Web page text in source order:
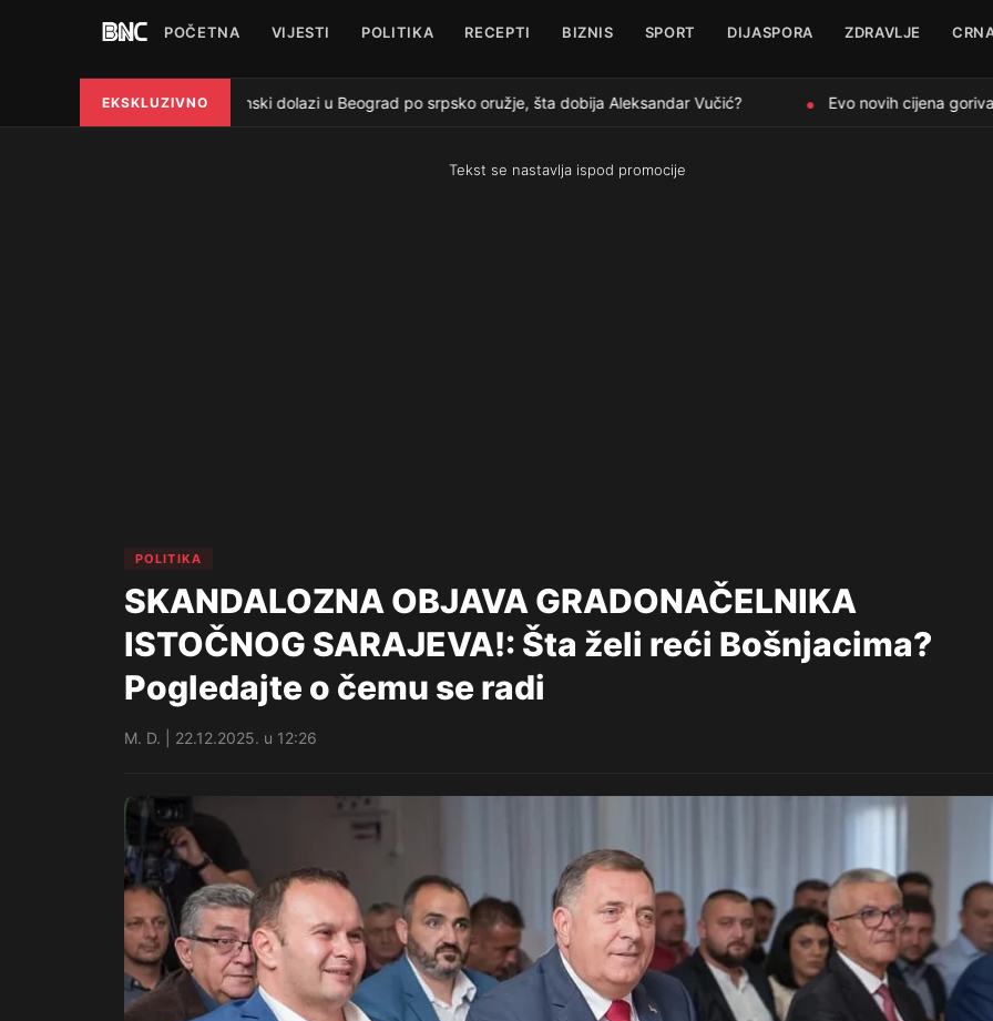
POČETNA VIJESTI POLITIKA RECEPTI BIZNIS SPORT DIJASPORA ZDRAVLJE
EKSKLUZIVNO
● Zelenski dolazi u Beograd po srpsko oružje, šta dobija Aleksandar Vučić? Evo novih cijena
Tekst se nastavlja ispod promocije
POLITIKA
SKANDALOZNA OBJAVA GRADONAČELNIKA
ISTOČNOG SARAJEVA!: Šta želi reći Bošnjacima?
Pogledajte o čemu se radi
M. D. | 22.12.2025. u 12:26